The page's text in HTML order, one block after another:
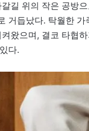
길 위의 작은 공방
거듭났다. 탁월한
왔으며, 결코 타협
다.